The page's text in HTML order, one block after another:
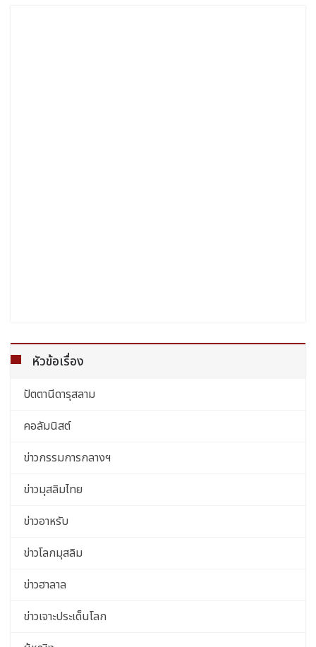
หัวข้อเรื่อง
ปัตตานีดารุสลาม
คอลัมนิสต์
ข่าวกรรมการกลางฯ
ข่าวมุสลิมไทย
ข่าวอาหรับ
ข่าวโลกมุสลิม
ข่าวฮาลาล
ข่าวเจาะประเด็นโลก